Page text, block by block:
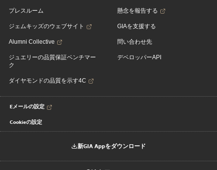
プレスルーム
ジェムキッズのウェブサイト
Alumni Collective
ジュエリーの品質保証ベンチマー
ク
ダイヤモンドの品質を示す4C
懸念を報告する
GIAを支援する
問い合わせ先
デベロッパーAPI
Eメールの設定
Cookieの設定
新GIA Appをダウンロード